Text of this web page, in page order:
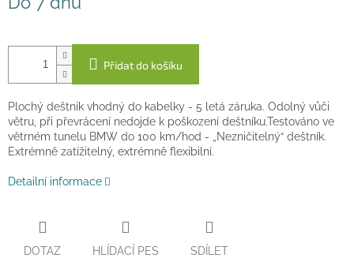
cena:
Přidat do košíku
Plochý deštník vhodný do kabelky - 5 letá záruka. Odolný vůči
větru, při převrácení nedojde k poškození deštníku.Testováno ve
větrném tunelu BMW do 100 km/hod - „Nezničitelný“ deštník.
Extrémně zatížitelný, extrémně flexibilní.
Detailní informace
DOTAZ HLÍDACÍ PES SDÍLET